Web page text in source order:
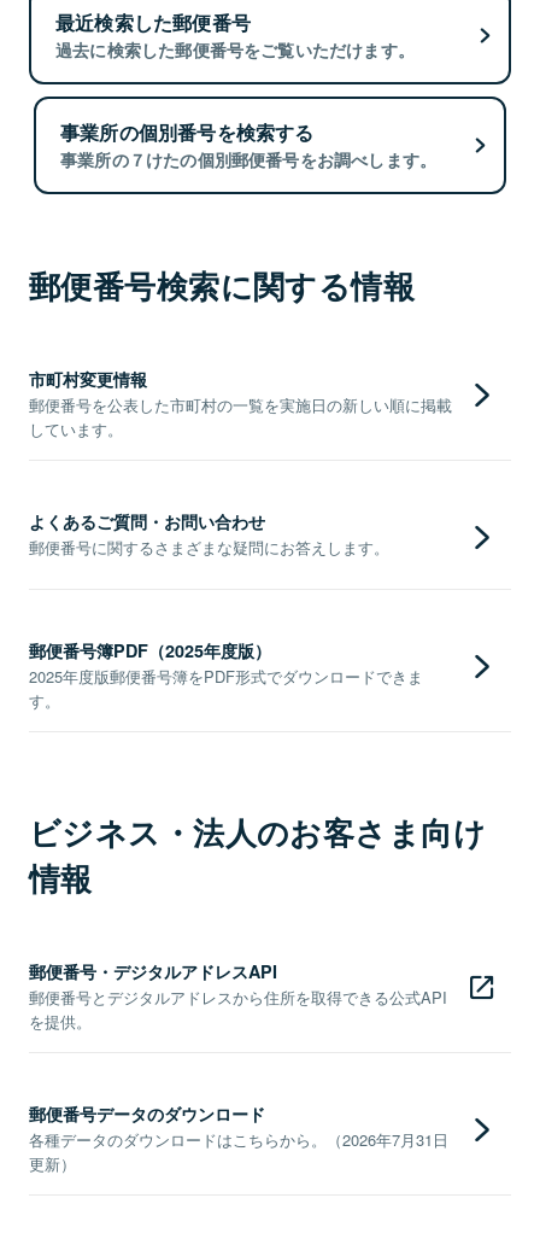
最近検索した郵便番号
過去に検索した郵便番号をご覧いただけます。
事業所の個別番号を検索する
事業所の７けたの個別郵便番号をお調べします。
郵便番号検索に関する情報
市町村変更情報
郵便番号を公表した市町村の一覧を実施日の新しい順に掲載
しています。
よくあるご質問・お問い合わせ
郵便番号に関するさまざまな疑問にお答えします。
郵便番号簿PDF（2025年度版）
2025年度版郵便番号簿をPDF形式でダウンロードできま
す。
ビジネス・法人のお客さま向け
情報
郵便番号・デジタルアドレスAPI
郵便番号とデジタルアドレスから住所を取得できる公式API
を提供。
郵便番号データのダウンロード
各種データのダウンロードはこちらから。（2026年7月31日
更新）